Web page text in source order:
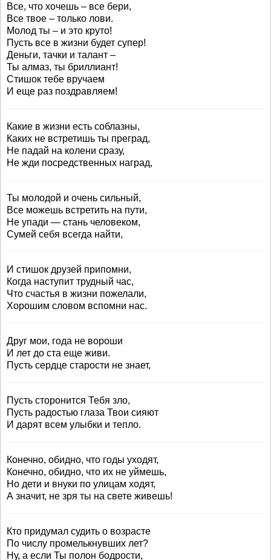
Все, что хочешь – все бери,
Все твое – только лови.
Молод ты – и это круто!
Пусть все в жизни будет супер!
Деньги, тачки и талант –
Ты алмаз, ты бриллиант!
Стишок тебе вручаем
И еще раз поздравляем!
Какие в жизни есть соблазны,
Каких не встретишь ты преград,
Не падай на колени сразу,
Не жди посредственных наград,
Ты молодой и очень сильный,
Все можешь встретить на пути,
Не упади — стань человеком,
Сумей себя всегда найти,
И стишок друзей припомни,
Когда наступит трудный час,
Что счастья в жизни пожелали,
Хорошим словом вспомни нас.
Друг мои, года не вороши
И лет до ста еще живи.
Пусть сердце старости не знает,
Пусть сторонится Тебя зло,
Пусть радостью глаза Твои сияют
И дарят всем улыбки и тепло.
Конечно, обидно, что годы уходят,
Конечно, обидно, что их не уймешь,
Но дети и внуки по улицам ходят,
А значит, не зря ты на свете живешь!
Кто придумал судить о возрасте
По числу промелькнувших лет?
Ну, а если Ты полон бодрости,